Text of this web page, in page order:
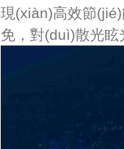
現(xiàn)高效節(jié)
免，對(duì)散光